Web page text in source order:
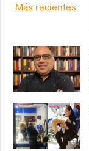
Más recientes